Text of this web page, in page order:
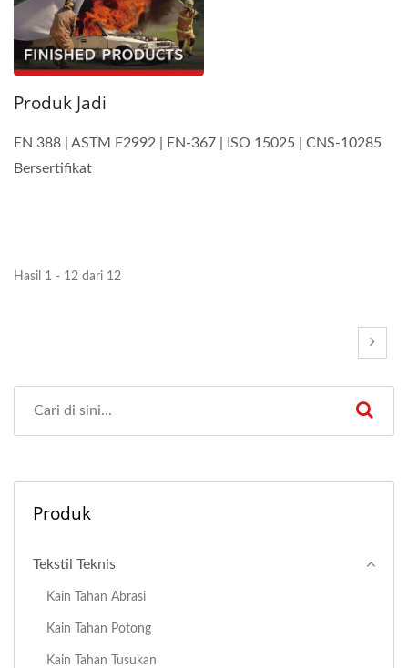
Produk Jadi
EN 388 | ASTM F2992 | EN-367 | ISO 15025 | CNS-10285
Bersertifikat
Hasil 1 - 12 dari 12
Produk
Tekstil Teknis
Kain Tahan Abrasi
Kain Tahan Potong
Kain Tahan Tusukan